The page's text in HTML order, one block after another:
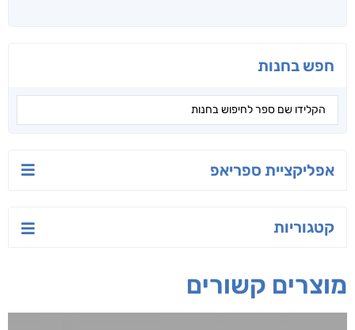
חפש בחנות
אפליקציית ספריאפ
קטגוריות
מוצרים קשורים